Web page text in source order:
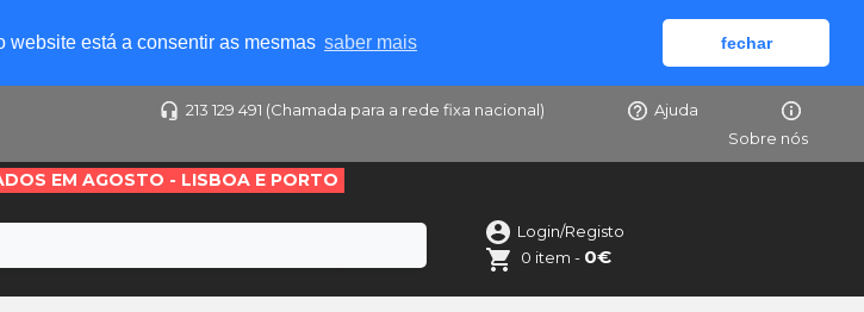
website está a consentir as mesmas saber mais fechar
213 129 491 (Chamada para a rede fixa nacional)
Ajuda
Sobre nós
EM AGOSTO - LISBOA E PORTO
Login/Registo
0 item - 0€